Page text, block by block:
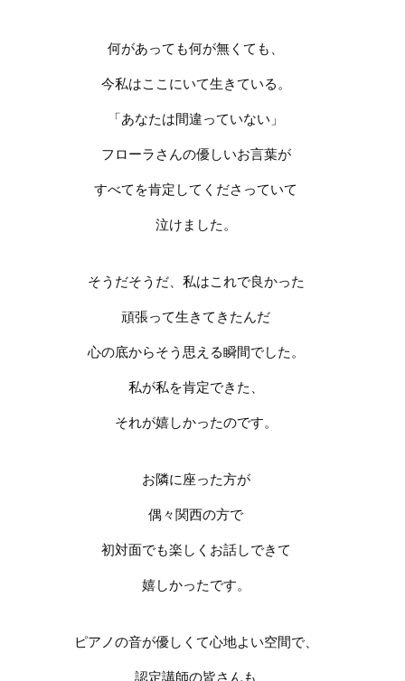
何があっても何が無くても、
今私はここにいて生きている。
「あなたは間違っていない」
フローラさんの優しいお言葉が
すべてを肯定してくださっていて
泣けました。
そうだそうだ、 私はこれで良かった
頑張って生きてきたんだ
心の底からそう思える瞬間でした。
私が私を肯定できた、
それが嬉しかったのです。
お隣に座った方が
偶々関西の方で
初対面でも楽しくお話しできて
嬉しかったです。
ピアノの音が優しくて心地よい空間で、
認定講師の皆さんも